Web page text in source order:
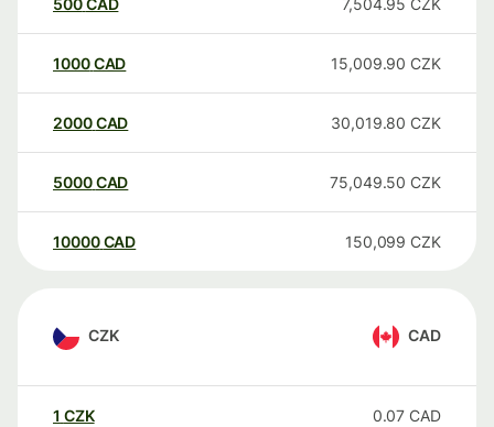
500CAD 7,504.95 CZK
1000CAD 15,009.90 CZK
2000CAD 30,019.80 CZK
5000CAD 75,049.50 CZK
10000 CAD 150,099 CZK
CZK CAD
1 CZK 0.07 CAD